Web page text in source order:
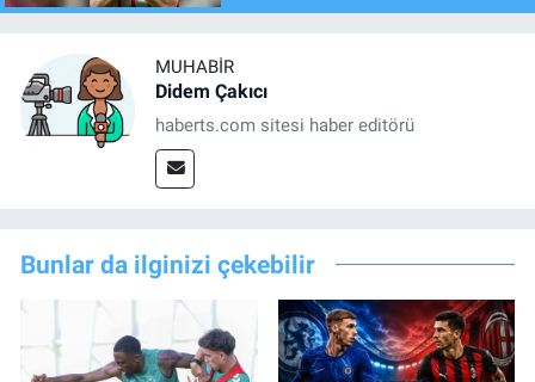
MUHABIR
Didem Çakıcı
haberts.com sitesi haber editörü
Bunlar da ilginizi çekebilir